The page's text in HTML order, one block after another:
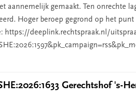
aannemelijk gemaakt. Ten onrechte
Hoger beroep gegrond op het
https://deeplink.rechtspraak.nl/
Gerechtshof 's-